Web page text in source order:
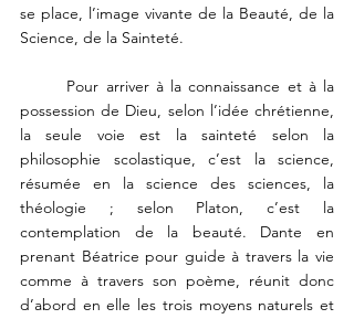
se place, l’image vivante de la Beauté, de la
Science, de la Sainteté.
possession de Dieu, selon l’idée chrétienne,
la seule voie est la sainteté selon la
philosophie scolastique, c’est la science,
résumée en la science des sciences, la
théologie ; selon Platon, c’est la
contemplation de la beauté. Dante en
prenant Béatrice pour guide à travers la vie
comme à travers son poème, réunit donc
d’abord en elle les trois moyens naturels et